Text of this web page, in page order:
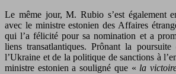
Le même jour, M. Rubio s’est également
avec le ministre estonien des Affaires
qui l’a félicité pour sa nomination et a
liens transatlantiques. Prônant la
l’Ukraine et de la politique de sanctions à
ministre estonien a souligné que « la